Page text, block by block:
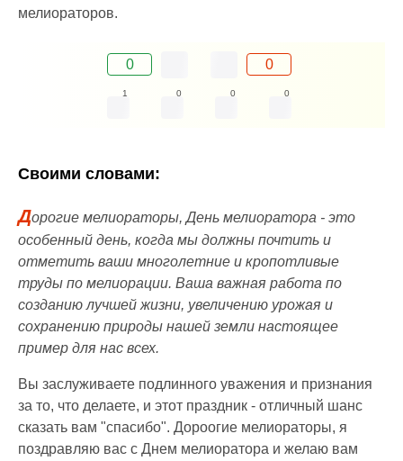
мелиораторов.
0 0
1 0 0 0
Своими словами:
Дорогие мелиораторы, День мелиоратора - это
особенный день, когда мы должны почтить и
отметить ваши многолетние и кропотливые
труды по мелиорации. Ваша важная работа по
созданию лучшей жизни, увеличению урожая и
сохранению природы нашей земли настоящее
пример для нас всех.
Вы заслуживаете подлинного уважения и признания
за то, что делаете, и этот праздник - отличный шанс
сказать вам "спасибо". Дороогие мелиораторы, я
поздравляю вас с Днем мелиоратора и желаю вам